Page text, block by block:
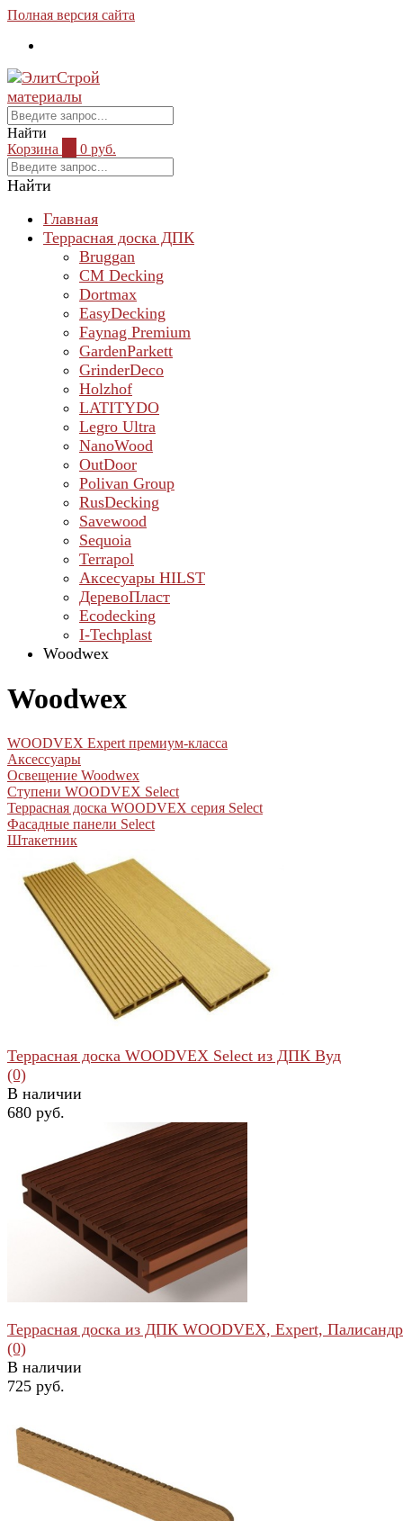
Полная версия сайта
Найти
Корзина
0 руб.
Найти
Главная
Террасная доска ДПК
Bruggan
CM Decking
Dortmax
EasyDecking
Faynag Premium
GardenParkett
GrinderDeco
Holzhof
LATITYDO
Legro Ultra
NanoWood
OutDoor
Polivan Group
RusDecking
Savewood
Sequoia
Terrapol
Аксесуары HILST
ДеревоПласт
Ecodecking
I-Techplast
Woodwex
Woodwex
WOODVEX Expert премиум-класса
Аксессуары
Освещение Woodwex
Ступени WOODVEX Select
Террасная доска WOODVEX серия Select
Фасадные панели Select
Штакетник
избранное сравнить
Террасная доска WOODVEX Select из ДПК Вуд
(0)
В наличии
680 руб.
сравнить
Террасная доска из ДПК WOODVEX, Expert, Палисандр
(0)
В наличии
725 руб.